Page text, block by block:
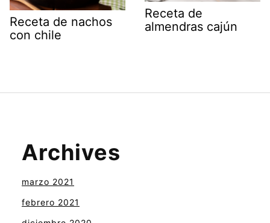
Receta de nachos
con chile
Receta de
almendras cajún
Archives
marzo 2021
febrero 2021